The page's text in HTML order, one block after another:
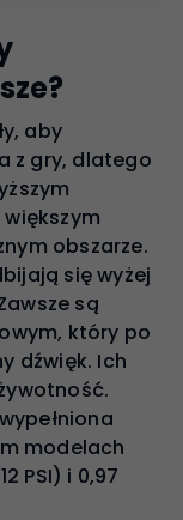
aby
z gry, dlatego
obszarze.
się wyżej
są
który po
dźwięk. Ich
modelach
PSI) i 0,97